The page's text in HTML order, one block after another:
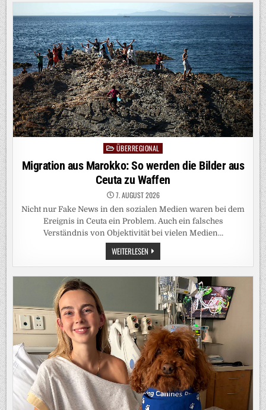
ANGRIFFSWEGE
SCHNELLER
AUS,
ALS
EIN
MENSCH
DAS
KÖNNTE“
Posted
in
ÜBERREGIONAL
Migration aus Marokko: So werden die Bilder aus
Ceuta zu Waffen
7. AUGUST 2026
Nicht nur Fake News in den sozialen Medien waren bei dem
Ereignis in Ceuta ein Problem. Auch ein falsches
Verständnis von Objektivität bei vielen Medien…
WEITERLESEN MIGRATION
AUS
MAROKKO:
WERDEN
BILDER
AUS
CEUTA
ZU
WAFFEN